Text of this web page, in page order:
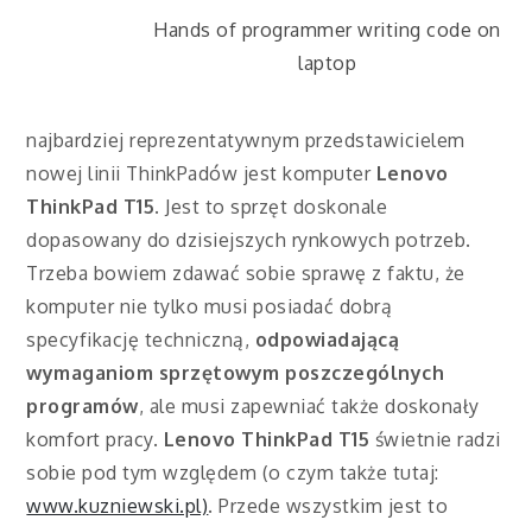
Hands of programmer writing code on
laptop
najbardziej reprezentatywnym przedstawicielem
nowej linii ThinkPadów jest komputer Lenovo
ThinkPad T15. Jest to sprzęt doskonale
dopasowany do dzisiejszych rynkowych potrzeb.
Trzeba bowiem zdawać sobie sprawę z faktu, że
komputer nie tylko musi posiadać dobrą
specyfikację techniczną, odpowiadającą
wymaganiom sprzętowym poszczególnych
programów, ale musi zapewniać także doskonały
komfort pracy. Lenovo ThinkPad T15 świetnie radzi
sobie pod tym względem (o czym także tutaj:
www.kuzniewski.pl). Przede wszystkim jest to